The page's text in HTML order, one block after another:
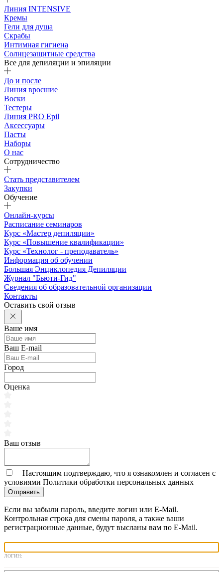
Линия INTENSIVE
Кремы
Гели для душа
Скрабы
Интимная гигиена
Солнцезащитные средства
Все для депиляции и эпиляции
До и после
Линия вросшие
Воски
Тестеры
Линия PRO Epil
Аксессуары
Пасты
Наборы
О нас
Сотрудничество
Стать представителем
Закупки
Обучение
Онлайн-курсы
Расписание семинаров
Курс «Мастер депиляции»
Курс «Повышение квалификации»
Курс «Технолог - преподаватель»
Информация об обучении
Большая Энциклопедия Депиляции
Журнал "Бьюти-Гид"
Сведения об образовательной организации
Контакты
Оставить свой отзыв
Ваше имя
Ваш E-mail
Город
Оценка
Ваш отзыв
Настоящим подтверждаю, что я ознакомлен и согласен с
условиями Политики обработки персональных данных
Отправить
Если вы забыли пароль, введите логин или E-Mail.
Контрольная строка для смены пароля, а также ваши
регистрационные данные, будут высланы вам по E-Mail.
ЛОГИН: